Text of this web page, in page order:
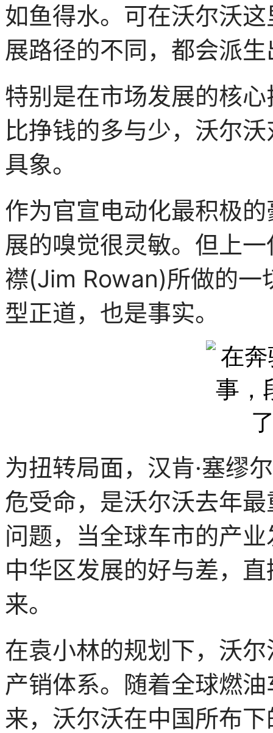
如鱼得水。可在沃尔沃
展路径的不同，都会派
特别是在市场发展的核
比挣钱的多与少，沃尔
具象。
作为官宣电动化最积极
展的嗅觉很灵敏。但上
襟(Jim Rowan)所做的一
型正道，也是事实。
为扭转局面，汉肯·塞缪
危受命，是沃尔沃去年
问题，当全球车市的产
中华区发展的好与差，
来。
在袁小林的规划下，沃
产销体系。随着全球燃
来，沃尔沃在中国所布